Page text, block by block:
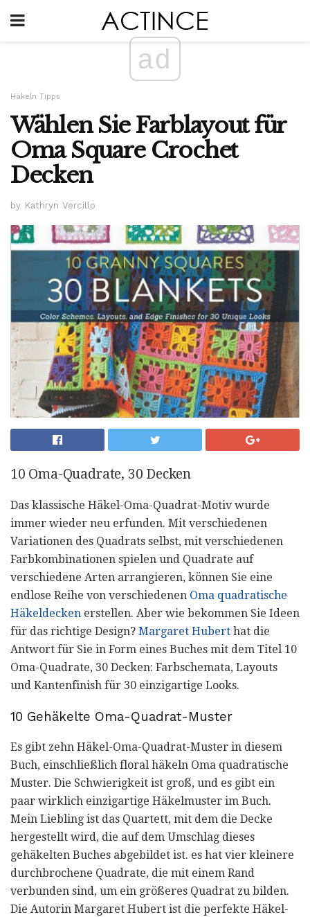
ad
Häkeln Tipps
Wählen Sie Farblayout für
Oma Square Crochet
Decken
by Kathryn Vercillo
10 Oma-Quadrate, 30 Decken
Das klassische Häkel-Oma-Quadrat-Motiv wurde
immer wieder neu erfunden. Mit verschiedenen
Variationen des Quadrats selbst, mit verschiedenen
Farbkombinationen spielen und Quadrate auf
verschiedene Arten arrangieren, können Sie eine
endlose Reihe von verschiedenen Oma quadratische
Häkeldecken erstellen. Aber wie bekommen Sie Ideen
für das richtige Design? Margaret Hubert hat die
Antwort für Sie in Form eines Buches mit dem Titel 10
Oma-Quadrate, 30 Decken: Farbschemata, Layouts
und Kantenfinish für 30 einzigartige Looks.
10 Gehäkelte Oma-Quadrat-Muster
Es gibt zehn Häkel-Oma-Quadrat-Muster in diesem
Buch, einschließlich floral häkeln Oma quadratische
Muster. Die Schwierigkeit ist groß, und es gibt ein
paar wirklich einzigartige Häkelmuster im Buch.
Mein Liebling ist das Quartett, mit dem die Decke
hergestellt wird, die auf dem Umschlag dieses
gehäkelten Buches abgebildet ist. es hat vier kleinere
durchbrochene Quadrate, die mit einem Rand
verbunden sind, um ein größeres Quadrat zu bilden.
Die Autorin Margaret Hubert ist die perfekte Häkel-